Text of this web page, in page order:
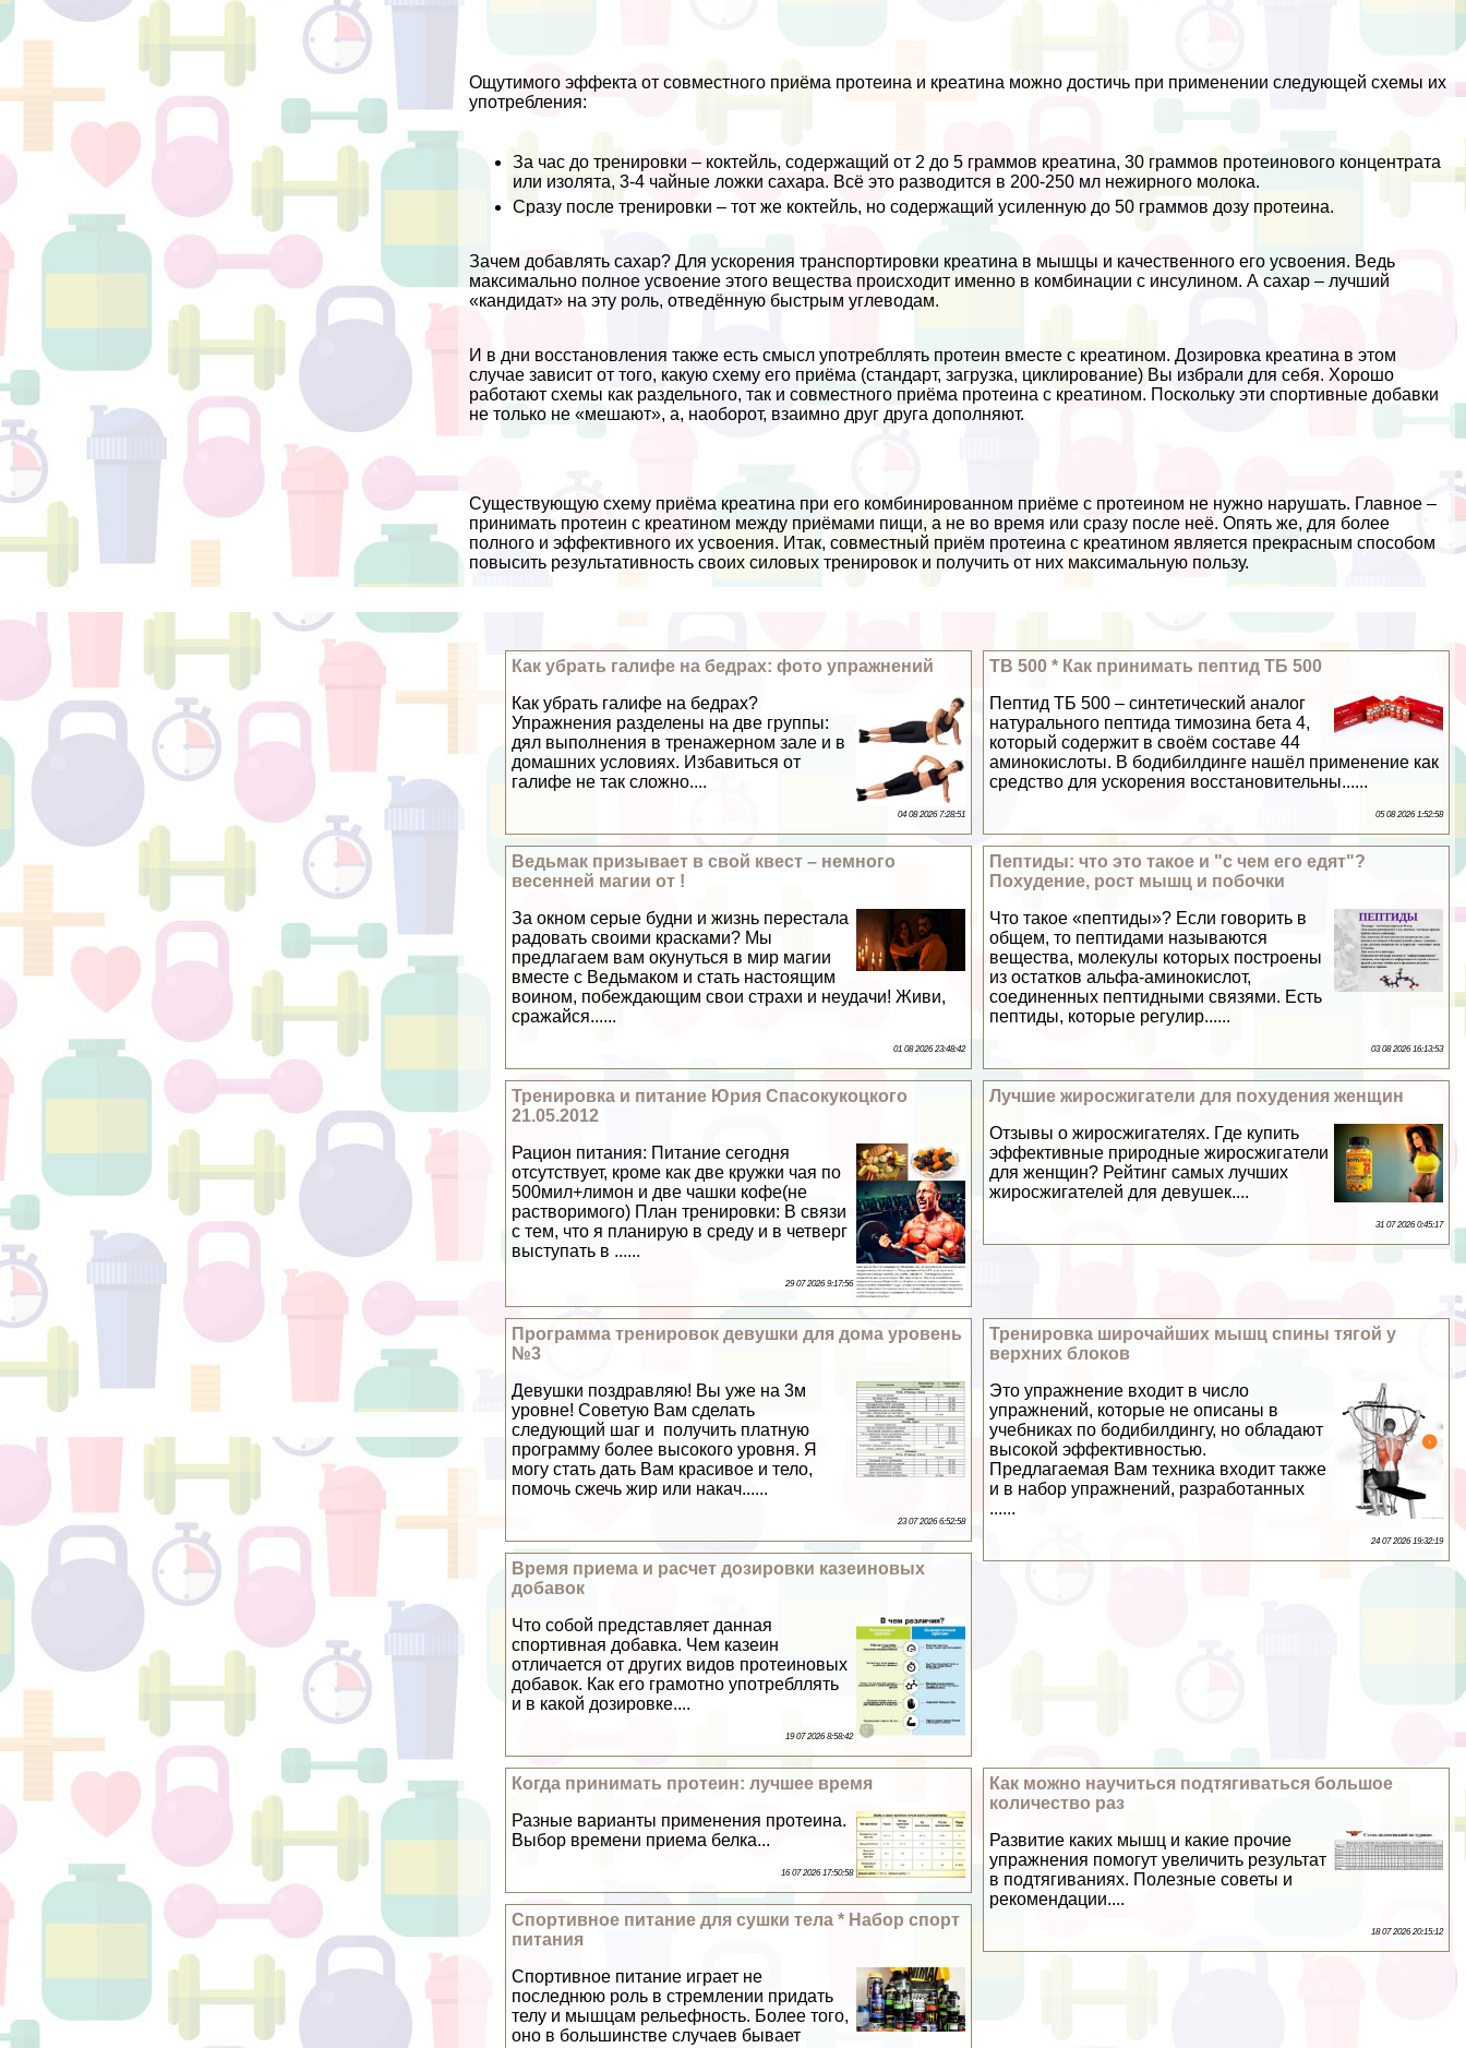
Ощутимого эффекта от совместного приёма протеина и креатина можно достичь при применении следующей схемы их
употрeбления:
За час до тренировки – коктейль, содержащий от 2 до 5 граммов креатина, 30 граммов протеинового концентрата
или изолята, 3-4 чайные ложки сахара. Всё это разводится в 200-250 мл нежирного молока.
Сразу после тренировки – тот же коктейль, но содержащий усиленную до 50 граммов дозу протеина.
Зачем добавлять сахар? Для ускорения трaнcпортировки креатина в мышцы и качественного его усвоения. Ведь
максимально полное усвоение этого вещества происходит именно в комбинации с инсулином. А сахар – лучший
«кандидат» на эту роль, отведённую быстрым углеводам.
И в дни восстановления также есть смысл употрeбллять протеин вместе с креатином. Дозировка креатина в этом
случае зависит от того, какую схему его приёма (стандарт, загрузка, циклирование) Вы избрали для себя. Хорошо
работают схемы как раздельного, так и совместного приёма протеина с креатином. Поскольку эти спортивные добавки
не только не «мешают», а, наоборот, взаимно друг друга дополняют.
Существующую схему приёма креатина при его комбинированном приёме с протеином не нужно нарушать. Главное –
принимать протеин с креатином между приёмами пищи, а не во время или сразу после неё. Опять же, для более
полного и эффективного их усвоения. Итак, совместный приём протеина с креатином является прекрасным способом
повысить результативность своих силовых тренировок и получить от них максимальную пользу.
TB 500 * Как принимать пептид ТБ 500
Пептид ТБ 500 – синтетический аналог
натурального пептида тимозина бета 4,
который содержит в своём составе 44
аминокислоты. В бодибилдинге нашёл применение как
средство для ускорения восстановительны......
05 08 2026 1:52:58
Как убрать галифе на бедрах: фото упражнений
Как убрать галифе на бедрах?
Упражнения разделены на две группы:
дял выполнения в тренажерном зале и в
домашних условиях. Избавиться от
галифе не так сложно....
04 08 2026 7:28:51
Пептиды: что это такое и "с чем его едят"?
Похудение, рост мышц и побочки
Что такое «пептиды»? Если говорить в
общем, то пептидами называются
вещества, молекулы которых построены
из остатков альфа-аминокислот,
соединенных пептидными связями. Есть
пептиды, которые регулир......
03 08 2026 16:13:53
Ведьмак призывает в свой квест – немного
весенней магии от !
За окном серые будни и жизнь перестала
радовать своими красками? Мы
предлагаем вам окунуться в мир магии
вместе с Ведьмаком и стать настоящим
воином, побеждающим свои страхи и неудачи! Живи,
сражайся......
01 08 2026 23:48:42
Лучшие жиросжигатели для похудения женщин
Отзывы о жиросжигателях. Где купить
эффективные природные жиросжигатели
для женщин? Рейтинг самых лучших
жиросжигателей для дeвyшек....
31 07 2026 0:45:17
Тренировка и питание Юрия Спасокукоцкого
21.05.2012
Рацион питания: Питание сегодня
отсутствует, кроме как две кружки чая по
500мил+лимон и две чашки кофе(не
растворимого) План тренировки: В связи
с тем, что я планирую в среду и в четверг
выступать в ......
29 07 2026 9:17:56
Тренировка широчайших мышц спины тягой у
верхних блоков
Это упражнение входит в число
упражнений, которые не описаны в
учебниках по бодибилдингу, но обладают
высокой эффективностью.
Предлагаемая Вам техника входит также
и в набор упражнений, разработанных
......
24 07 2026 19:32:19
Программа тренировок дeвyшки для дома уровень
№3
Дeвyшки поздравляю! Вы уже на 3м
уровне! Советую Вам сделать
следующий шаг и получить платную
программу более высокого уровня. Я
могу стать дать Вам красивое и тело,
помочь сжечь жир или накач......
23 07 2026 6:52:58
Время приема и расчет дозировки казеиновых
добавок
Что собой представляет данная
спортивная добавка. Чем казеин
отличается от других видов протеиновых
добавок. Как его грамотно употрeбллять
и в какой дозировке....
19 07 2026 8:58:42
Как можно научиться подтягиваться большое
количество раз
Развитие каких мышц и какие прочие
упражнения помогут увеличить результат
в подтягиваниях. Полезные советы и
рекомендации....
18 07 2026 20:15:12
Когда принимать протеин: лучшее время
Разные варианты применения протеина.
Выбор времени приема белка...
16 07 2026 17:50:58
Спортивное питание для сушки тела * Набор спорт
питания
Спортивное питание играет не
последнюю роль в стремлении придать
телу и мышцам рельефность. Более того,
оно в большинстве случаев бывает